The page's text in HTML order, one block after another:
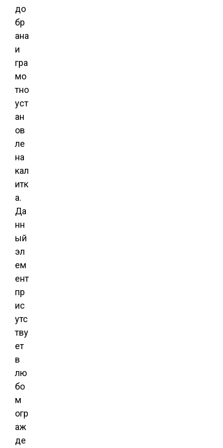
до
бр
ана
и
гра
мо
тно
уст
ан
ов
ле
на
кал
итк
а.
Да
нн
ый
эл
ем
ент
пр
ис
утс
тву
ет
в
лю
бо
м
огр
аж
де